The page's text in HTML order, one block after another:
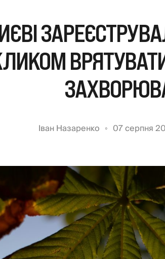
Іван Назаренко 07 серпня